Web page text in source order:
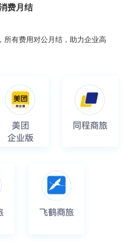
费月结
所有费用对公月结，助力企业高